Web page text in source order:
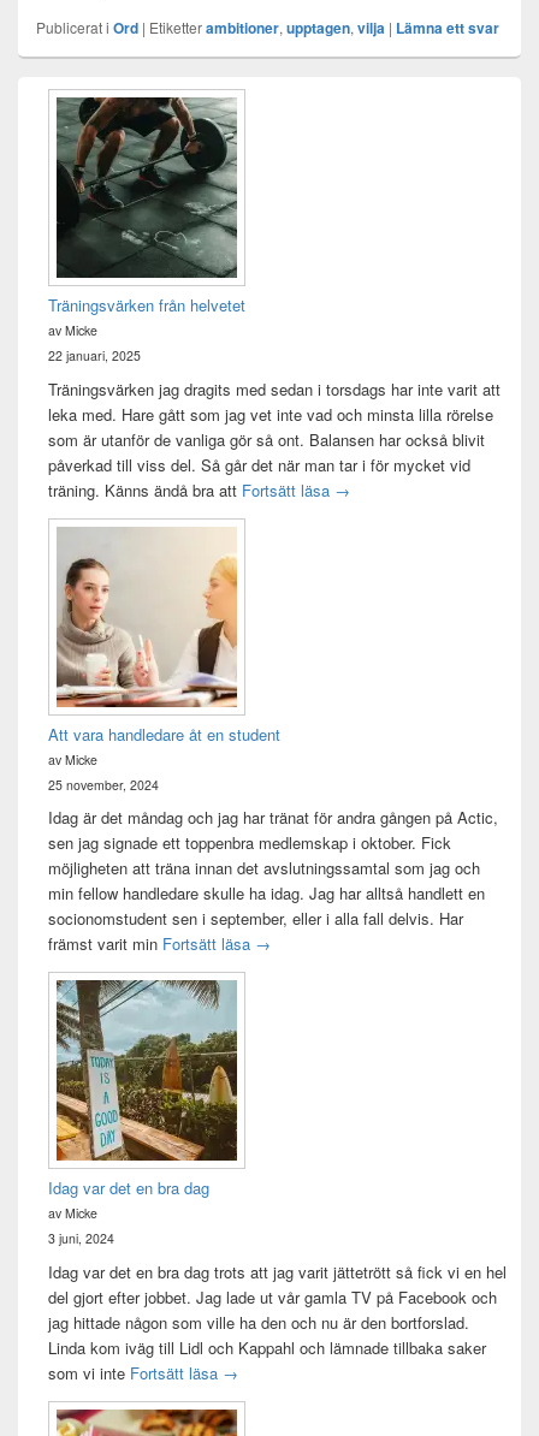
Publicerat i Ord | Etiketterambitioner,upptagen,vilja | Lämna ett svar
Primära
sidofältet
Widget
område
Träningsvärken från helvetet
av Micke
22 januari, 2025
Träningsvärken jag dragits med sedan i torsdags har inte varit att
leka med. Hare gått som jag vet inte vad och minsta lilla rörelse
som är utanför de vanliga gör så ont. Balansen har också blivit
påverkad till viss del. Så går det när man tar i för mycket vid
träning. Känns ändå bra att Fortsätt läsa Träningsvärken från helvetet
→
Att vara handledare åt en student
av Micke
25 november, 2024
Idag är det måndag och jag har tränat för andra gången på Actic,
sen jag signade ett toppenbra medlemskap i oktober. Fick
möjligheten att träna innan det avslutningssamtal som jag och
min fellow handledare skulle ha idag. Jag har alltså handlett en
socionomstudent sen i september, eller i alla fall delvis. Har
främst varit min Fortsätt läsa Att vara handledare åt en student
→
Idag var det en bra dag
av Micke
3 juni, 2024
Idag var det en bra dag trots att jag varit jättetrött så fick vi en hel
del gjort efter jobbet. Jag lade ut vår gamla TV på Facebook och
jag hittade någon som ville ha den och nu är den bortforslad.
Linda kom iväg till Lidl och Kappahl och lämnade tillbaka saker
som vi inte Fortsätt läsa Idag var det en bra dag
→